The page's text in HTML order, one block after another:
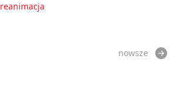
reanimacja
nowsze